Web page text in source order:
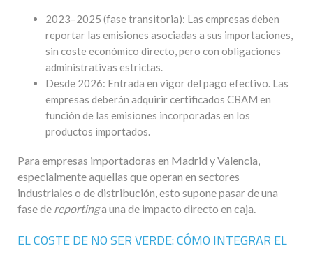
2023–2025 (fase transitoria): Las empresas deben
reportar las emisiones asociadas a sus importaciones,
sin coste económico directo, pero con obligaciones
administrativas estrictas.
Desde 2026: Entrada en vigor del pago efectivo. Las
empresas deberán adquirir certificados CBAM en
función de las emisiones incorporadas en los
productos importados.
Para empresas importadoras en Madrid y Valencia,
especialmente aquellas que operan en sectores
industriales o de distribución, esto supone pasar de una
fase de reportinga una de impacto directo en caja.
EL COSTE DE NO SER VERDE: CÓMO INTEGRAR EL